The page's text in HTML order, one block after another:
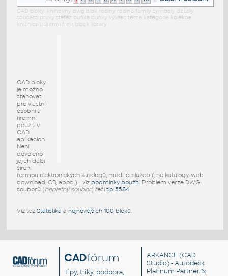
CAD bloky: knihovny dwg blok rodiny rodina family symboly detaily
součásti prvky stafáž buňka buňky výkres téma kategorie kolekce
knižnica zdarma free block library
CAD bloky
je možno
stahovat
pro vlastní
osobní a
firemní
použití v
CAD
aplikacích.
Není
dovoleno
jejich další
šíření
formou elektronických katalogů, médií či služeb (jiné katalogy, web
download, CD, apod.) - viz podmínky použití. Problém verze DWG
souborů (neplatný soubor) řešítip 5584.
Viz též Statistika a nejnovějších 100 bloků.
CADfórum
Tipy, triky, podpora,
ARKANCE (CAD
Studio) - Autodesk
Platinum Partner &